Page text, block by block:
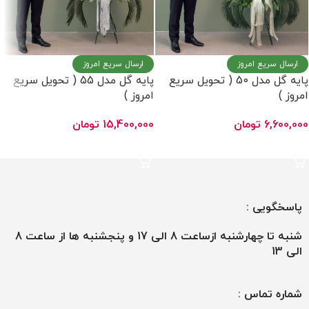
ارسال سریع امروز
پایه گل مدل 50 ( تحویل سریع
امروز )
6,600,000 تومان
ارسال سریع امروز
پایه گل مدل 55 ( تحویل سریع
امروز )
15,400,000 تومان
پاسخگویی :
شنبه تا چهارشنبه ازساعت 8 الی 17 و پنجشنبه ها از ساعت 8
الی 13
شماره تماس :